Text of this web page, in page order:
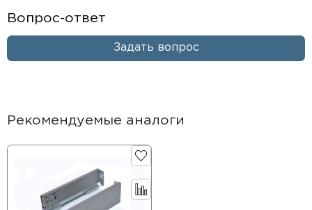
Вопрос-ответ
Задать вопрос
Рекомендуемые аналоги